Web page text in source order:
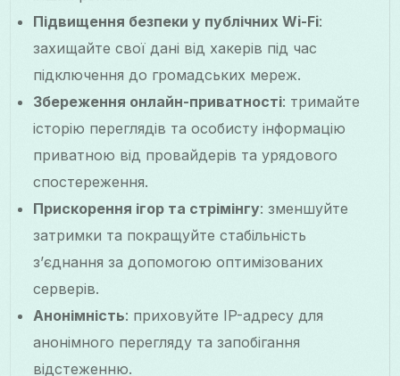
Підвищення безпеки у публічних Wi-Fi:
захищайте свої дані від хакерів під час
підключення до громадських мереж.
Збереження онлайн-приватності: тримайте
історію переглядів та особисту інформацію
приватною від провайдерів та урядового
спостереження.
Прискорення ігор та стрімінгу: зменшуйте
затримки та покращуйте стабільність
з’єднання за допомогою оптимізованих
серверів.
Анонімність: приховуйте IP-адресу для
анонімного перегляду та запобігання
відстеженню.